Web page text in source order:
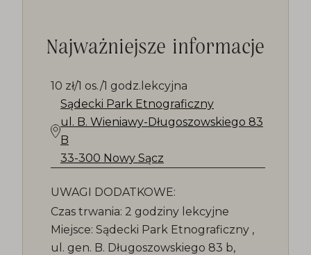
Najważniejsze informacje
10 zł/1 os./1 godz.lekcyjna
Sądecki Park Etnograficzny
ul. B. Wieniawy-Długoszowskiego 83
B
33-300 Nowy Sącz
UWAGI DODATKOWE:
Czas trwania: 2 godziny lekcyjne
Miejsce: Sądecki Park Etnograficzny ,
ul. gen. B. Długoszowskiego 83 b,